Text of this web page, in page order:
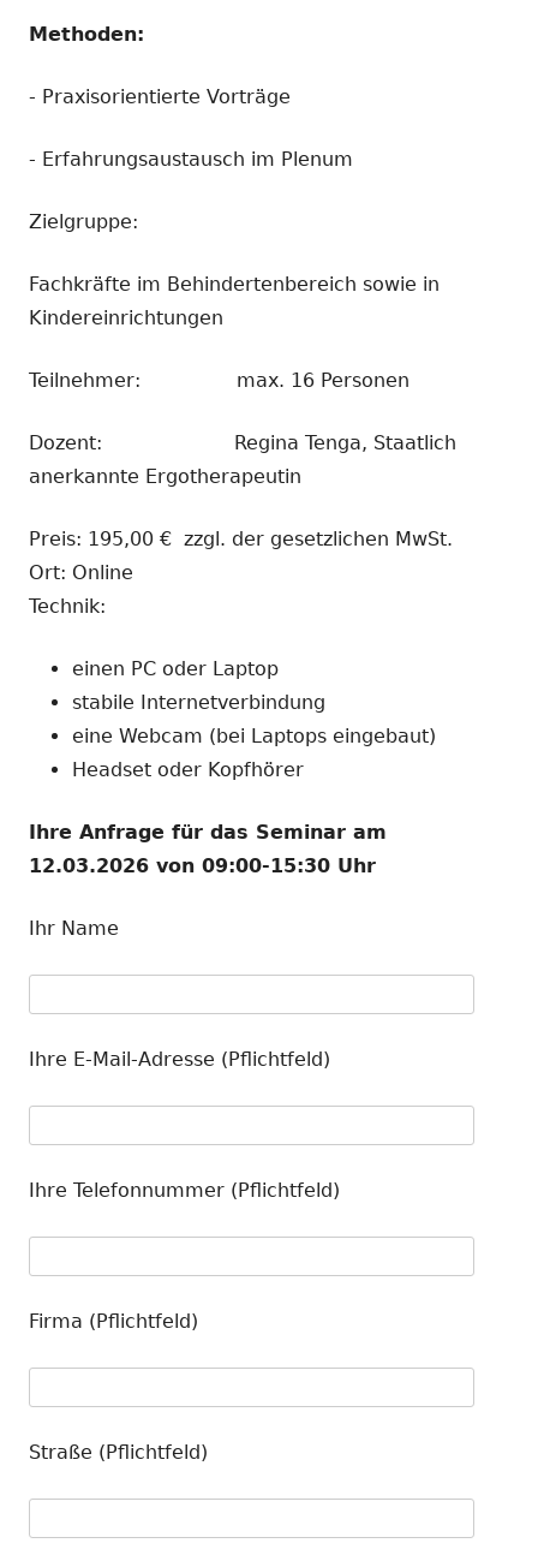
Methoden:
- Praxisorientierte Vorträge
- Erfahrungsaustausch im Plenum
Zielgruppe:
Fachkräfte im Behindertenbereich sowie in
Kindereinrichtungen
Teilnehmer: max. 16 Personen
Dozent: Regina Tenga, Staatlich
anerkannte Ergotherapeutin
Preis: 195,00 € zzgl. der gesetzlichen MwSt.
Ort: Online
Technik:
einen PC oder Laptop
stabile Internetverbindung
eine Webcam (bei Laptops eingebaut)
Headset oder Kopfhörer
Ihre Anfrage für das Seminar am
12.03.2026 von 09:00-15:30 Uhr
Ihr Name
Ihre E-Mail-Adresse (Pflichtfeld)
Ihre Telefonnummer (Pflichtfeld)
Firma (Pflichtfeld)
Straße (Pflichtfeld)